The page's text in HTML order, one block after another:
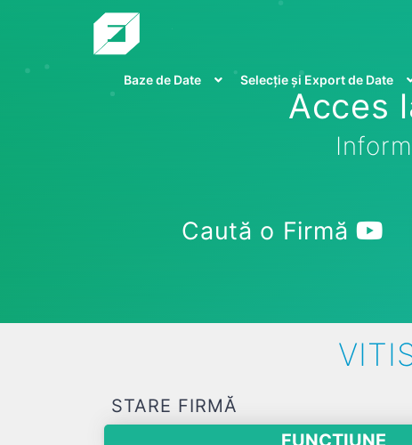
Baze de Date Selecție și Export de Date
Acces
Caută o Firmă
STARE FIRMĂ
FUNCTIUNE